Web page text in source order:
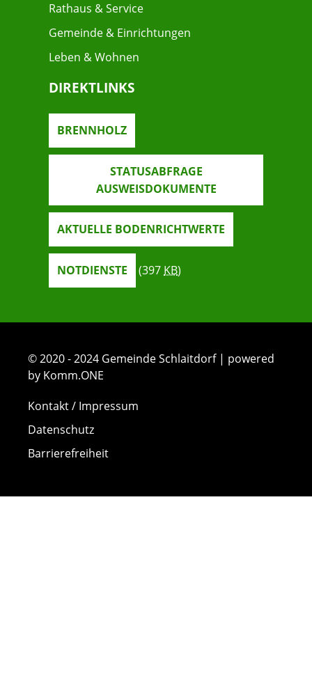
Rathaus & Service
Gemeinde & Einrichtungen
Leben & Wohnen
DIREKTLINKS
BRENNHOLZ
STATUSABFRAGE
AUSWEISDOKUMENTE
AKTUELLE BODENRICHTWERTE
NOTDIENSTE (397 KB)
© 2020 - 2024 Gemeinde Schlaitdorf | powered
by Komm.ONE
Kontakt / Impressum
Datenschutz
Barrierefreiheit